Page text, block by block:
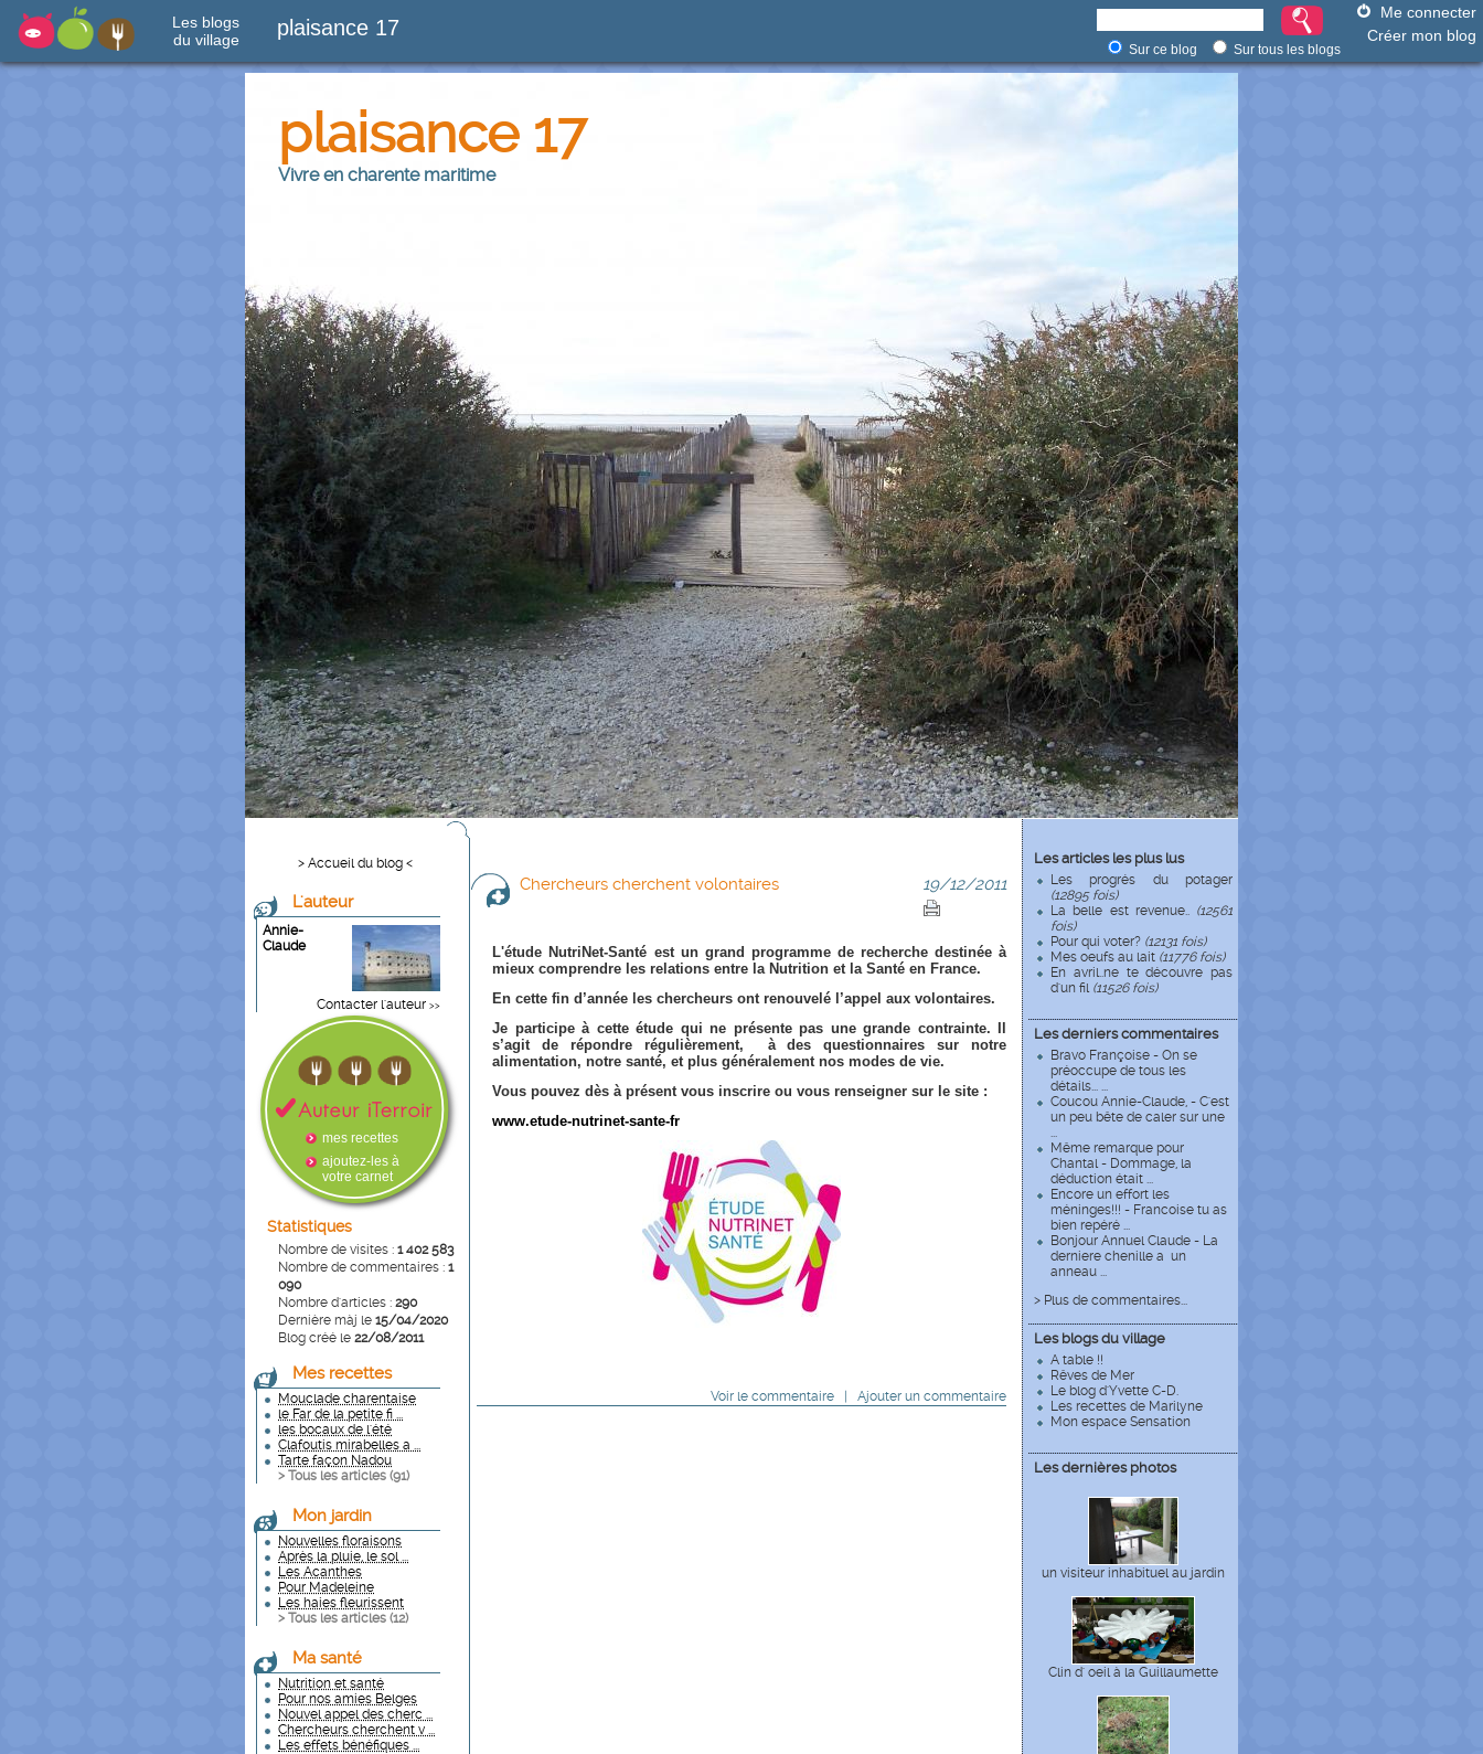
Les blogs
du village
plaisance 17
Me connecter
Créer mon blog
Sur ce blog Sur tous les blogs
plaisance 17
Vivre en charente maritime
Les articles les plus lus
Les progrés du potager
(12895 fois)
La belle est revenue.. (12561
fois)
Pour qui voter? (12131 fois)
Mes oeufs au lait (11776 fois)
En avril..ne te découvre pas
d'un fil (11526 fois)
Les derniers commentaires
Bravo Françoise - On se
préoccupe de tous les
détails... ...
Coucou Annie-Claude, - C'est
un peu bête de caler sur une
...
Même remarque pour
Chantal - Dommage, la
déduction était ...
Encore un effort les
méninges!!! - Francoise tu as
bien repéré ...
Bonjour Annuel Claude - La
derniere chenille a un
anneau ...
> Plus de commentaires...
Les blogs du village
A table !!
Rêves de Mer
Le blog d'Yvette C-D.
Les recettes de Marilyne
Mon espace Sensation
Les dernières photos
un visiteur inhabituel au jardin
Clin d' oeil à la Guillaumette
> Accueil du blog <
L'auteur
Annie-
Claude
Contacter l'auteur >>
mes recettes
ajoutez-les à
votre carnet
Statistiques
Nombre de visites : 1 402 583
Nombre de commentaires : 1
090
Nombre d'articles : 290
Dernière màj le 15/04/2020
Blog créé le 22/08/2011
Mes recettes
Mouclade charentaise
le Far de la petite fi ...
les bocaux de l'été
Clafoutis mirabelles a ...
Tarte façon Nadou
> Tous les articles (91)
Mon jardin
Nouvelles floraisons
Après la pluie, le sol ...
Les Acanthes
Pour Madeleine
Les haies fleurissent
> Tous les articles (12)
Ma santé
Nutrition et santé
Pour nos amies Belges
Nouvel appel des cherc ...
Chercheurs cherchent v ...
Les effets bénéfiques ...
Chercheurs cherchent volontaires 19/12/2011
L'étude NutriNet-Santé est un grand programme de recherche destinée à
mieux comprendre les relations entre la Nutrition et laSanté en France.
En cette fin d’année les chercheurs ont renouvelé l’appel aux volontaires.
Je participe à cette étude qui ne présente pas une grande contrainte. Il
s’agit de répondre régulièrement, à des questionnaires sur notre
alimentation, notre santé, et plus généralement nos modes de vie.
Vous pouvez dès à présent vous inscrire ou vous renseigner sur le site :
www.etude-nutrinet-sante-fr
Voir le commentaire Ajouter un commentaire